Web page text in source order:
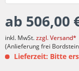
ab 506,00
inkl. MwSt.zzgl. Versand*
(Anlieferung frei
Lieferzeit: Bitte